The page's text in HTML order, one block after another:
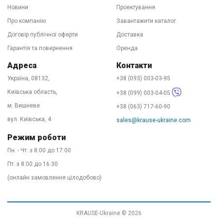
доставкою по всій країні. 90% замовлень ми
відправляємо в той же день зручним для Вас
перевізником. День-два і драбини у Вас. Телефонуйте!
Наші фахівці підкажуть у виборі оптимального
нададуть офіційну гарантію на товар. Купити KRAUSE -
легко!
Новини
Про компанію
Договір публічної оферти
Гарантія та повернення
Проектування
Завантажити каталог
Доставка
Оренда
Адреса
Україна, 08132,
Київська область,
м. Вишневе
вул. Київська, 4
Контакти
+38 (093) 003-03-95
+38 (099) 003-04-05
+38 (063) 717-60-90
sales@krause-ukraine.com
Режим роботи
Пн. - Чт. з 8:00 до 17:00
Пт. з 8:00 до 16:30
(онлайн замовлення цілодобово)
KRAUSE-Ukraine © 2026